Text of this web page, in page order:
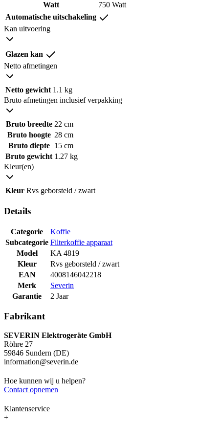
Watt
750 Watt
Automatische uitschakeling
Kan uitvoering
Glazen kan
Netto afmetingen
Netto gewicht 1.1 kg
Bruto afmetingen inclusief verpakking
Bruto breedte 22 cm
Bruto hoogte 28 cm
Bruto diepte
15 cm
Bruto gewicht 1.27 kg
Kleur(en)
Kleur Rvs geborsteld / zwart
Details
Categorie
Koffie
Subcategorie Filterkoffie apparaat
Model
KA 4819
Kleur
Rvs geborsteld / zwart
EAN
4008146042218
Merk
Severin
Garantie
2 Jaar
Fabrikant
SEVERIN Elektrogeräte GmbH
Röhre 27
59846 Sundern (DE)
information@severin.de
Hoe kunnen wij u helpen?
Contact opnemen
Klantenservice
+